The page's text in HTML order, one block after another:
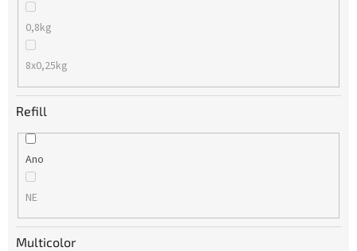
0,8kg
8x0,25kg
Refill
Ano
NE
Multicolor